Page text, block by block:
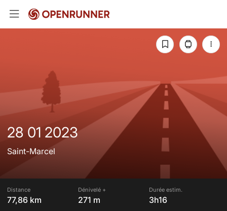
28 01 2023
Saint-Marcel
Distance
77,86 km
Dénivelé +
271 m
Durée estim.
3h16